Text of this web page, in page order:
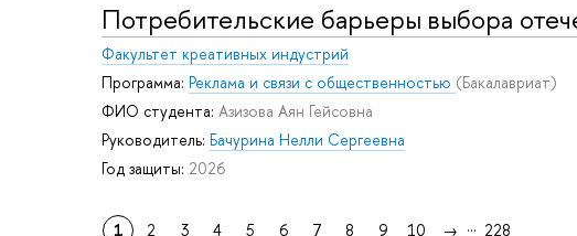
Потребительские барьеры выбора
Факультет креативных индустрий
Программа: Реклама и связи с общественностью (Бакалавриат)
ФИО студента: Азизова Аян Гейсовна
Руководитель: Бачурина Нелли Сергеевна
Год защиты: 2026
1 2 3 4 5 6 7 8 9 10 → ... 228